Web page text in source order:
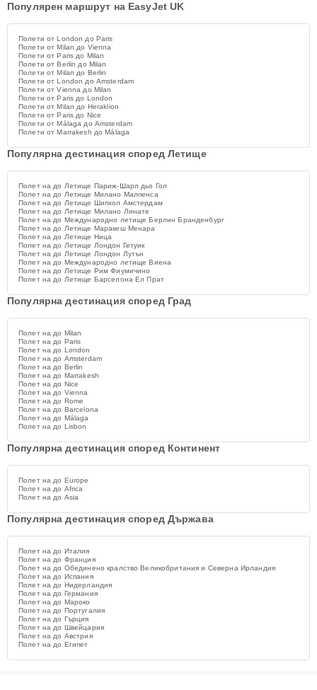
Популярен маршрут на EasyJet UK
Полети от London до Paris
Полети от Milan до Vienna
Полети от Paris до Milan
Полети от Berlin до Milan
Полети от Milan до Berlin
Полети от London до Amsterdam
Полети от Vienna до Milan
Полети от Paris до London
Полети от Milan до Heraklion
Полети от Paris до Nice
Полети от Málaga до Amsterdam
Полети от Marrakesh до Málaga
Популярна дестинация според Летище
Полет на до Летище Париж-Шарл дьо Гол
Полет на до Летище Милано Малпенса
Полет на до Летище Шипхол Амстердам
Полет на до Летище Милано Линате
Полет на до Международно летище Берлин Бранденбург
Полет на до Летище Маракеш Менара
Полет на до Летище Ница
Полет на до Летище Лондон Гетуик
Полет на до Летище Лондон Лутън
Полет на до Международно летище Виена
Полет на до Летище Рим Фиумичино
Полет на до Летище Барселона Ел Прат
Популярна дестинация според Град
Полет на до Milan
Полет на до Paris
Полет на до London
Полет на до Amsterdam
Полет на до Berlin
Полет на до Marrakesh
Полет на до Nice
Полет на до Vienna
Полет на до Rome
Полет на до Barcelona
Полет на до Málaga
Полет на до Lisbon
Популярна дестинация според Континент
Полет на до Europe
Полет на до Africa
Полет на до Asia
Популярна дестинация според Държава
Полет на до Италия
Полет на до Франция
Полет на до Обединено кралство Великобритания и Северна Ирландия
Полет на до Испания
Полет на до Нидерландия
Полет на до Германия
Полет на до Мароко
Полет на до Португалия
Полет на до Гърция
Полет на до Швейцария
Полет на до Австрия
Полет на до Египет